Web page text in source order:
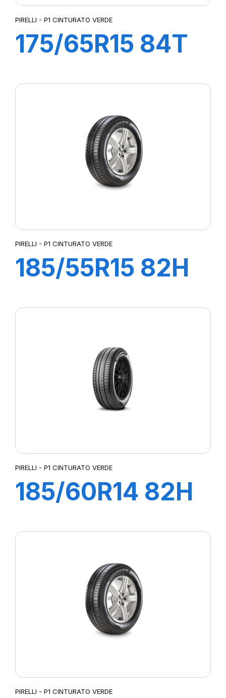
PIRELLI - P1 CINTURATO VERDE
175/65R15 84T
PIRELLI - P1 CINTURATO VERDE
185/55R15 82H
PIRELLI - P1 CINTURATO VERDE
185/60R14 82H
PIRELLI - P1 CINTURATO VERDE